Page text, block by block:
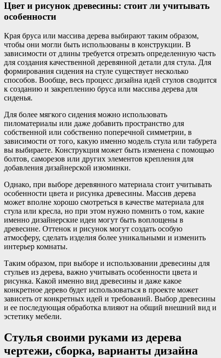
Цвет и рисунок древесины: стоит ли учитывать
особенности
Края бруса или массива дерева выбирают таким образом,
чтобы они могли быть использованы в конструкции. В
зависимости от длины требуется отрезать определенную часть
для создания качественной деревянной детали для стула. Для
формирования сидения на стуле существует несколько
способов. Вообще, весь процесс дизайна идей стулов сводится
к созданию и закреплению бруса или массива дерева для
сиденья.
Для более мягкого сидения можно использовать
пиломатериалы или даже добавить пространство для
собственной или собственно поперечной симметрии, в
зависимости от того, какую именно модель стула или табурета
вы выбираете. Конструкция может быть изменена с помощью
болтов, саморезов или других элементов крепления для
добавления дизайнерской изюминки.
Однако, при выборе деревянного материала стоит учитывать
особенности цвета и рисунка древесины. Массив дерева
может вполне хорошо смотреться в качестве материала для
стула или кресла, но при этом нужно помнить о том, какие
именно дизайнерские идеи могут быть воплощены в
древесине. Оттенок и рисунок могут создать особую
атмосферу, сделать изделия более уникальными и изменить
интерьер комнаты.
Таким образом, при выборе и использовании древесины для
стульев из дерева, важно учитывать особенности цвета и
рисунка. Какой именно вид древесины и даже какое
конкретное дерево будет использоваться в проекте может
зависеть от конкретных идей и требований. Выбор древесины
и ее последующая обработка влияют на общий внешний вид и
эстетику мебели.
Стулья своими руками из дерева
чертежи, сборка, варианты дизайна